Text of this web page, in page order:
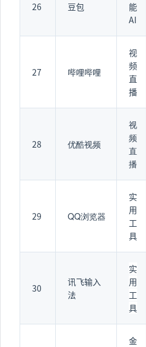
26 豆包
能
AI
27 哔哩哔哩
视
频
直
播
28 优酷视频
视
频
直
播
29 QQ浏览器
实
用
工
具
30
讯飞输入
法
实
用
工
具
金